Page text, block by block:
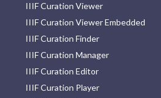
IIIF Curation Viewer
IIIF Curation Viewer Embedded
IIIF Curation Finder
IIIF Curation Manager
IIIF Curation Editor
IIIF Curation Player